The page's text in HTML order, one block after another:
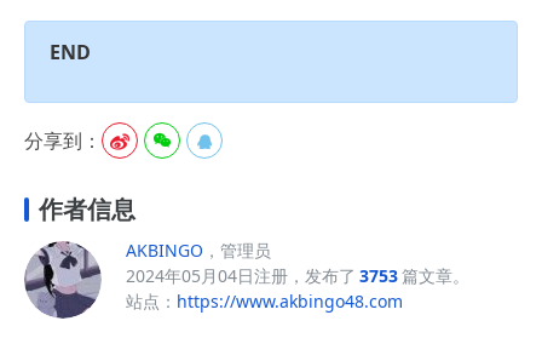
END
分享到：   
作者信息
AKBINGO ，管理员
2024年05月04日注册，发布了 3753篇文章。
站点： https://www.akbingo48.com